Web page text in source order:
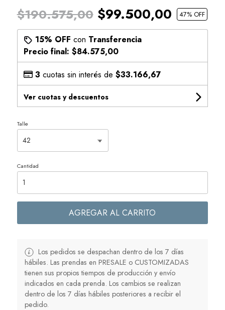
$190.575,00$99.500,00 47% OFF
15% OFF con Transferencia
Precio final: $84.575,00
3 cuotas sin interés de $33.166,67
Ver cuotas y descuentos
Talle
Cantidad
AGREGAR AL CARRITO
Los pedidos se despachan dentro de los 7 días
hábiles. Las prendas en PRESALE o CUSTOMIZADAS
tienen sus propios tiempos de producción y envío
indicados en cada prenda. Los cambios se realizan
dentro de los 7 días hábiles posteriores a recibir el
pedido.